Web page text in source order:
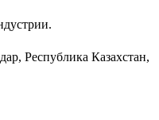
Республика Казахстан,